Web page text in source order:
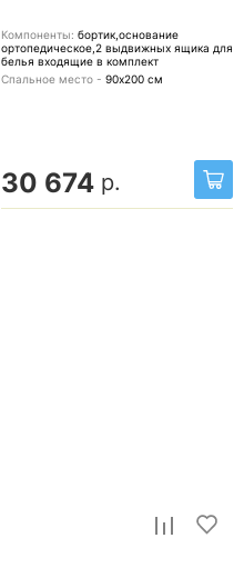
Компоненты: бортик,основание
ортопедическое,2 выдвижных ящика для
белья входящие в комплект
Спальное место - 90х200 см
30 674 р.